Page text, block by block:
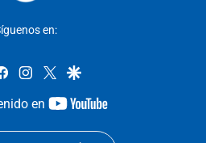
en:
facebookinstagram
twittergoogle
en
youtube-